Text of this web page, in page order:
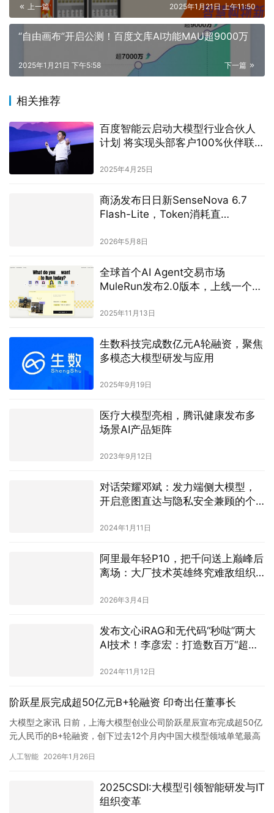
上一篇 2025年1月21日 上午11:50
“自由画布”开启公测！百度文库AI功能MAU超9000万
下一篇
2025年1月21日 下午5:58
相关推荐
百度智能云启动大模型行业合伙人
计划 将实现头部客户100%伙伴联合
2025年4月25日
商汤发布日日新SenseNova 6.7
Flash-Lite，Token消耗直
2026年5月8日
全球首个AI Agent交易市场
MuleRun发布2.0版本，上线一个月
2025年11月13日
生数科技完成数亿元A轮融资，聚焦
多模态大模型研发与应用
2025年9月19日
医疗大模型亮相，腾讯健康发布多
场景AI产品矩阵
2023年9月12日
对话荣耀邓斌：发力端侧大模型，
开启意图直达与隐私安全兼顾的个
2024年1月11日
阿里最年轻P10，把千问送上巅峰后
离场：大厂技术英雄终究难敌组织
2026年3月4日
发布文心iRAG和无代码“秒哒”两大
AI技术！李彦宏：打造数百万“超级
2024年11月12日
阶跃星辰完成超50亿元B+轮融资 印奇出任董事长
大模型之家讯 日前，上海大模型创业公司阶跃星辰宣布完成超50亿
元人民币的B+轮融资，创下过去12个月内中国大模型领域单笔最高
人工智能 2026年1月26日
2025CSDI:大模型引领智能研发与IT
组织变革